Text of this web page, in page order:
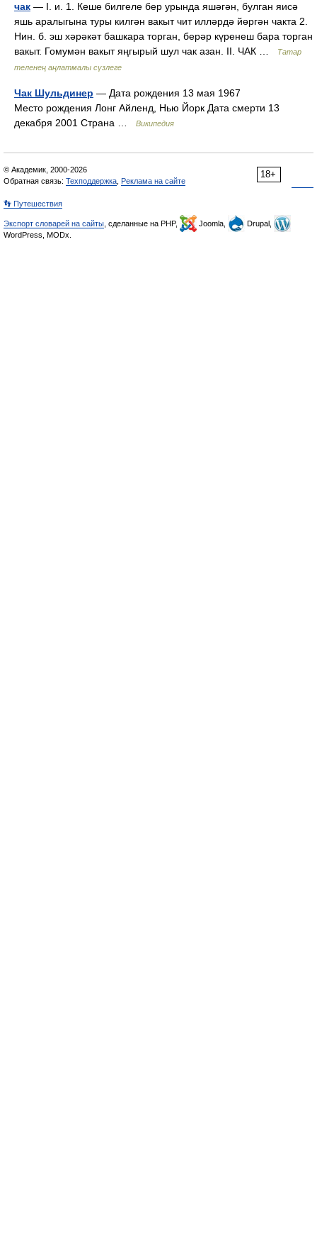
чак — I. и. 1. Кеше билгеле бер урында яшәгән, булган яисә
яшь аралыгына туры килгән вакыт чит илләрдә йөргән чакта 2.
Нин. б. эш хәрәкәт башкара торган, берәр күренеш бара торган
вакыт. Гомумән вакыт яңгырый шул чак азан. II. ЧАК …
Татар
теленең аңлатмалы сүзлеге
Чак Шульдинер — Дата рождения 13 мая 1967
Место рождения Лонг Айленд, Нью Йорк Дата смерти 13
декабря 2001 Страна …
Википедия
18+
© Академик, 2000-2026
Обратная связь: Техподдержка Реклама на сайте
👣 Путешествия
Экспорт словарей на сайты , сделанные на PHP, Joomla,
Drupal,
WordPress, MODx.